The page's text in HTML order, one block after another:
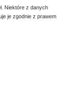
Niektóre z danych
je zgodnie z prawem